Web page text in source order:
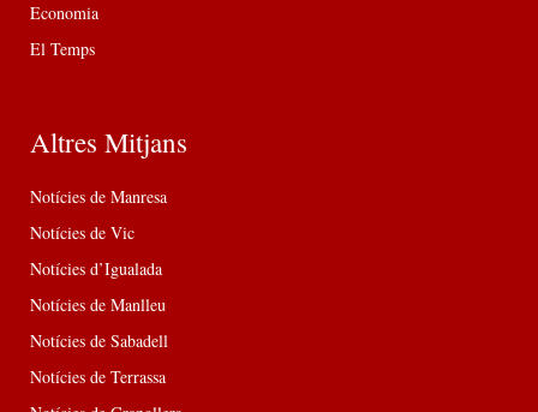
Economia
El Temps
Altres Mitjans
Notícies de Manresa
Notícies de Vic
Notícies d’Igualada
Notícies de Manlleu
Notícies de Sabadell
Notícies de Terrassa